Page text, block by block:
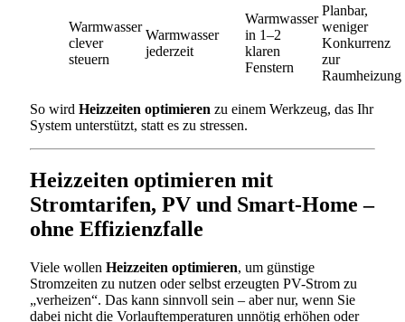
Warmwasser
clever
steuern
Warmwasser
jederzeit
Warmwasser
in 1–2
klaren
Fenstern
Planbar,
weniger
Konkurrenz
zur
Raumheizung
So wird Heizzeiten optimieren zu einem Werkzeug, das Ihr
System unterstützt, statt es zu stressen.
Heizzeiten optimieren mit
Stromtarifen, PV und Smart-Home –
ohne Effizienzfalle
Viele wollen Heizzeiten optimieren, um günstige
Stromzeiten zu nutzen oder selbst erzeugten PV-Strom zu
„verheizen“. Das kann sinnvoll sein – aber nur, wenn Sie
dabei nicht die Vorlauftemperaturen unnötig erhöhen oder